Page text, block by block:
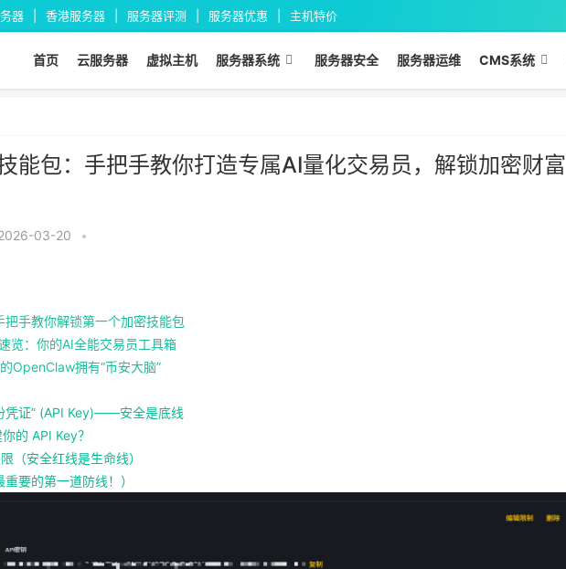
器 香港服务器 服务器评测 服务器优惠 主机特价
首页 云服务器 虚拟主机 服务器系统 服务器安全 服务器运维 CMS系统
能包：手把手教你打造专属AI量化交易员，解锁加密财富
03-20 •
手教你解锁第一个加密技能包
览：你的AI全能交易员工具箱
OpenClaw拥有“币安大脑”
凭证” (API Key)——安全是底线
的 API Key？
（安全红线是生命线）
要的第一道防线！）